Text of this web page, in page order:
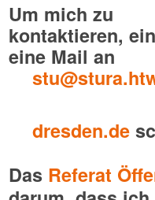
Um mich zu
kontaktieren,
eine Mail an
dresden.de
Das Referat